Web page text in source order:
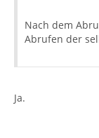
Nach dem
Abrufen der
Ja.